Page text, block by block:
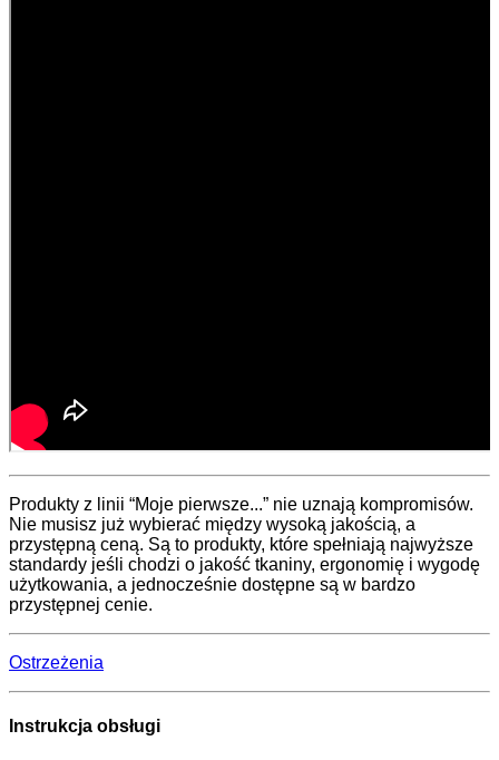
Produkty z linii “Moje pierwsze...” nie uznają kompromisów.
Nie musisz już wybierać między wysoką jakością, a
przystępną ceną. Są to produkty, które spełniają najwyższe
standardy jeśli chodzi o jakość tkaniny, ergonomię i wygodę
użytkowania, a jednocześnie dostępne są w bardzo
przystępnej cenie.
Ostrzeżenia
Instrukcja obsługi